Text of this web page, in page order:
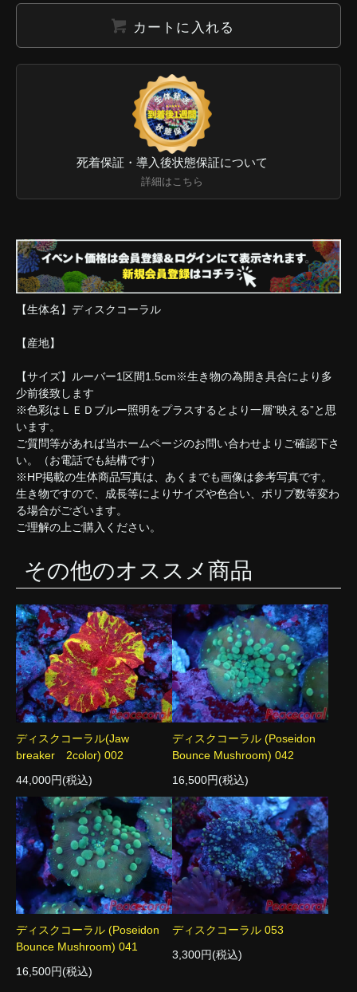
カートに入れる
死着保証・導入後状態保証について
詳細はこちら
【生体名】ディスクコーラル
【産地】
【サイズ】ルーバー1区間1.5cm※生き物の為開き具合により多
少前後致します
※色彩はＬＥＤブルー照明をプラスするとより一層”映える”と思
います。
ご質問等があれば当ホームページのお問い合わせよりご確認下さ
い。（お電話でも結構です）
※HP掲載の生体商品写真は、あくまでも画像は参考写真です。
生き物ですので、成長等によりサイズや色合い、ポリプ数等変わ
る場合がございます。
ご理解の上ご購入ください。
その他のオススメ商品
ディスクコーラル(Jaw
breaker 2color) 002
44,000円(税込)
ディスクコーラル (Poseidon
Bounce Mushroom) 042
16,500円(税込)
ディスクコーラル (Poseidon
Bounce Mushroom) 041
16,500円(税込)
ディスクコーラル 053
3,300円(税込)